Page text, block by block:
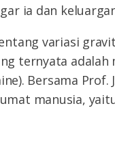
ia dan
variasi
ternyata adalah
Bersama
manusia,